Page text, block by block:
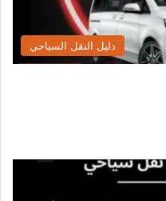
دليل النقل السياحي